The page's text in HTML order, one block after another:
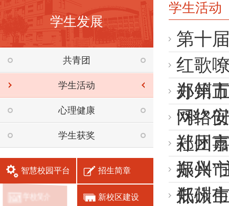
学生活动
第十
红歌
办第
郑州
网络
“科”
社团
郑州
振兴”
郑州
低碳
郑州
学生发展
共青团
学生活动
心理健康
学生获奖
智慧校园平台 招生简章
学校简介 新校区建设